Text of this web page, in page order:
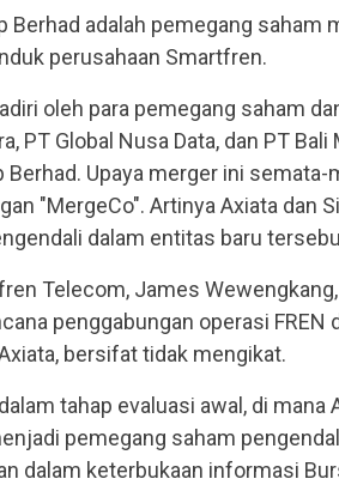
Berhad adalah pemegang saham
perusahaan Smartfren.
oleh para pemegang saham
PT Global Nusa Data, dan PT
Berhad. Upaya merger ini
"MergeCo". Artinya Axiata dan
dalam entitas baru
Telecom, James
penggabungan operasi FREN
bersifat tidak mengikat.
tahap evaluasi awal, di mana
pemegang saham
dalam keterbukaan informasi